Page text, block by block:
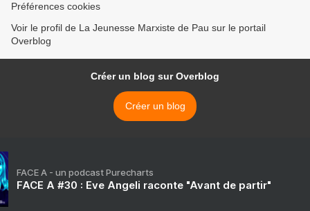
Préférences cookies
Voir le profil de La Jeunesse Marxiste de Pau sur le portail
Overblog
Créer un blog sur Overblog
Créer un blog
FACE A - un podcast Purecharts
FACE A #30 : Eve Angeli raconte "Avant de partir"